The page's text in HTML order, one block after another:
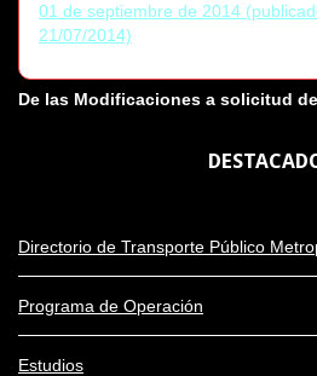
01 de septiembre de 2014
21/07/2014)
De las Modificaciones a solicitud
Directorio de Transporte Público
Programa de Operación
Estudios